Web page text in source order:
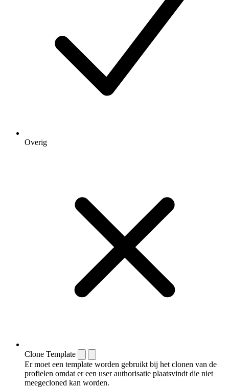
Overig
Clone Template
Er moet een template worden gebruikt bij het clonen van de
profielen omdat er een user authorisatie plaatsvindt die niet
meegecloned kan worden.